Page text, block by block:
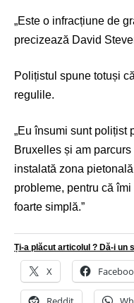
„Este o infracțiune de
precizează David
Polițistul spune totuși
regulile.
„Eu însumi sunt polițist
Bruxelles și am
instalată zona
probleme, pentru că
foarte simplă.”
Ți-a plăcut articolul ? Dă-i un
X